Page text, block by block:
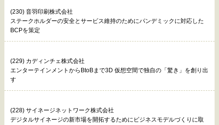
(230) 音羽印刷株式会社
ステークホルダーの安全とサービス維持のためにパンデミックに対応した
BCPを策定
(229) カディンチェ株式会社
エンターテインメントからBtoBまで3D 仮想空間で独自の「驚き」を創り出
す
(228) サイネージネットワーク株式会社
デジタルサイネージの新市場を開拓するためにビジネスモデルづくりに取